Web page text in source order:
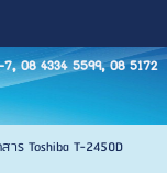
7, 08 4334 5599, 08 5172
าร Toshiba T-2450D